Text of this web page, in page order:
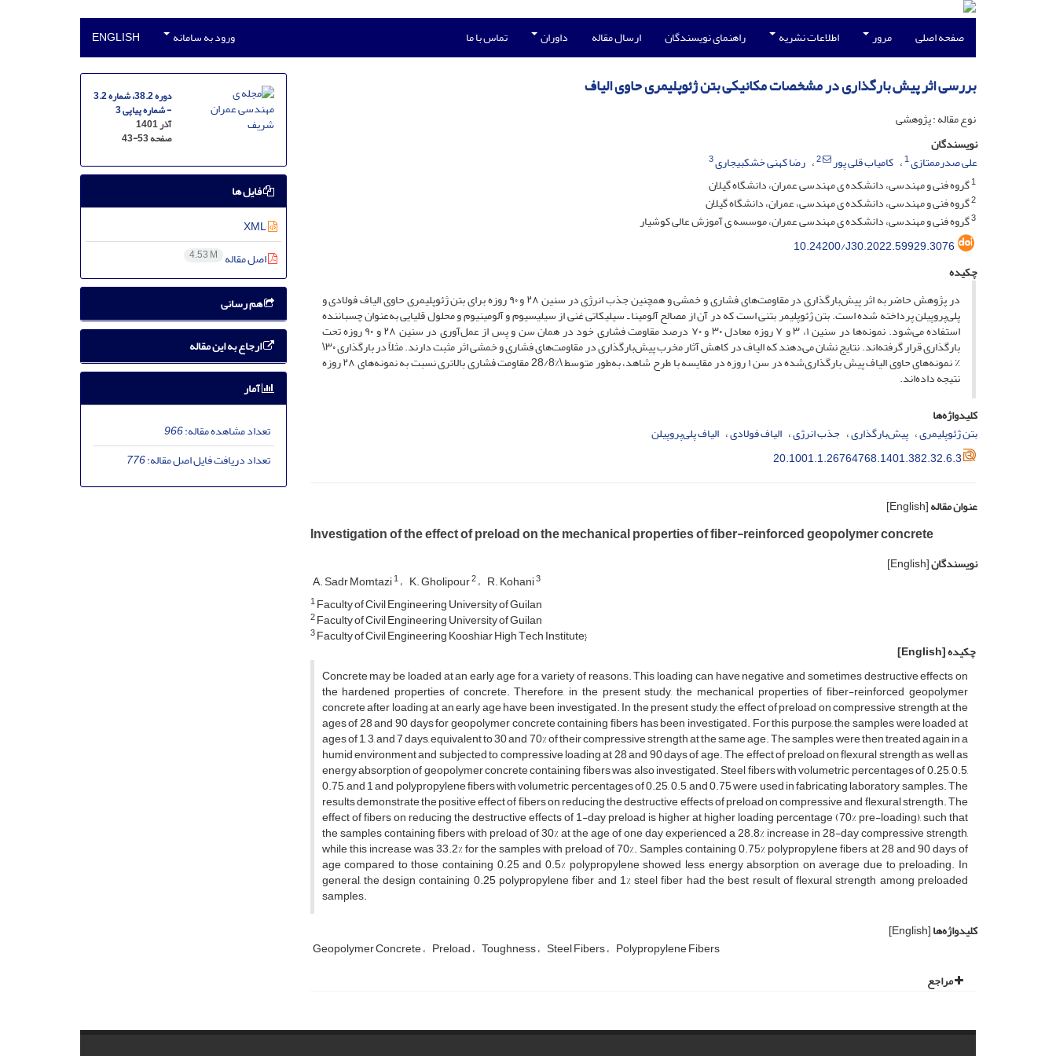
صفحه اصلی مرور اطلاعات نشریه راهنمای نویسندگان ارسال مقاله داوران تماس با ما ورود به سامانه ENGLISH
بررسی اثر پیش بارگذاری در مشخصات مکانیکی بتن ژئوپلیمری حاوی الیاف
نوع مقاله : پژوهشی
نویسندگان
علی صدرممتازی1 کامیاب قلی پور 2 رضا کهنی خشکبیجاری3
1گروه فنی و مهندسی، دانشکده ی مهندسی عمران، دانشگاه گیلان
2گروه فنی و مهندسی، دانشکده ی مهندسی، عمران، دانشگاه گیلان
3گروه فنی و مهندسی، دانشکده ی مهندسی عمران، موسسه ی آموزش عالی کوشیار
10.24200/J30.2022.59929.3076
چکیده
در پژوهش حاضر به اثر پیش‌بارگذاری در مقاومت‌های فشاری و خمشی و همچنین جذب انرژی در سنین ۲۸ و ۹۰ روزه برای بتن ژئوپلیمری حاوی الیاف فولادی و
پلی‌پروپیلن پرداخته شده است. بتن ژئوپلیمر بتنی است که در آن از مصالح آلومینا ـ سیلیکاتی غنی از سیلیسیوم و آلومینیوم و محلول قلیایی به‌عنوان چسباننده
استفاده می‌شود. نمونه‌ها در سنین ۱، ۳ و ۷ روزه معادل ۳۰ و ۷۰ درصد مقاومت فشاری خود در همان سن و پس از عمل‌آوری در سنین ۲۸ و ۹۰ روزه تحت
بارگذاری قرار گرفته‌اند. نتایج نشان می‌دهند که الیاف در کاهش آثار مخرب پیش‌بارگذاری در مقاومت‌های فشاری و خمشی اثر مثبت دارند. مثلاً در بارگذاری ۳۰\
٪ نمونه‌های حاوی الیاف پیش بارگذاری‌شده در سن ۱ روزه در مقایسه با طرح شاهد، به‌طور متوسط \%28/8 مقاومت فشاری بالاتری نسبت به نمونه‌های ۲۸ روزه
نتیجه داده‌اند.
کلیدواژه‌ها
بتن ژئوپلیمری پیش‌بارگذاری جذب انرژی الیاف فولادی الیاف پلی‌پروپیلن
20.1001.1.26764768.1401.382.32.6.3
عنوان مقاله[English]
Investigation of the effect of preload on the mechanical properties of fiber-reinforced geopolymer concrete
نویسندگان[English]
A. Sadr Momtazi1 K. Gholipour2 R. Kohani3
1F‌a‌c‌u‌l‌t‌y o‌f C‌i‌v‌i‌l E‌n‌g‌i‌n‌e‌e‌r‌i‌n‌g U‌n‌i‌v‌e‌r‌s‌i‌t‌y o‌f G‌u‌i‌l‌a‌n
2F‌a‌c‌u‌l‌t‌y o‌f C‌i‌v‌i‌l E‌n‌g‌i‌n‌e‌e‌r‌i‌n‌g U‌n‌i‌v‌e‌r‌s‌i‌t‌y o‌f G‌u‌i‌l‌a‌n
3F‌a‌c‌u‌l‌t‌y o‌f C‌i‌v‌i‌l E‌n‌g‌i‌n‌e‌e‌r‌i‌n‌g K‌o‌o‌s‌h‌i‌a‌r H‌i‌g‌h T‌e‌c‌h I‌n‌s‌t‌i‌t‌u‌t‌e}
چکیده[English]
Concrete may be loaded at an early age for a variety of reasons. This loading can have negative and sometimes destructive effects on
the hardened properties of concrete. Therefore, in the present study, the mechanical properties of fiber-reinforced geopolymer
concrete after loading at an early age have been investigated. In the present study, the effect of preload on compressive strength at the
ages of 28 and 90 days for geopolymer concrete containing fibers has been investigated. For this purpose, the samples were loaded at
ages of 1, 3, and 7 days, equivalent to 30 and 70% of their compressive strength at the same age. The samples were then treated again in a
humid environment and subjected to compressive loading at 28 and 90 days of age. The effect of preload on flexural strength as well as
energy absorption of geopolymer concrete containing fibers was also investigated. Steel fibers with volumetric percentages of 0.25, 0.5,
0.75, and 1 and polypropylene fibers with volumetric percentages of 0.25, 0.5, and 0.75 were used in fabricating laboratory samples. The
results demonstrate the positive effect of fibers on reducing the destructive effects of preload on compressive and flexural strength. The
effect of fibers on reducing the destructive effects of 1-day preload is higher at higher loading percentage (70% pre-loading), such that
the samples containing fibers with preload of 30% at the age of one day experienced a 28.8% increase in 28-day compressive strength,
while this increase was 33.2% for the samples with preload of 70%. Samples containing 0.75% polypropylene fibers at 28 and 90 days of
age compared to those containing 0.25 and 0.5% polypropylene showed less energy absorption on average due to preloading. In
general, the design containing 0.25 polypropylene fiber and 1% steel fiber had the best result of flexural strength among preloaded
samples.
کلیدواژه‌ها[English]
Geopolymer Concrete Preload Toughness Steel Fibers Polypropylene Fibers
مراجع
دوره 38.2، شماره 3.2
- شماره پیاپی 3
آذر 1401
صفحه43-53
فایل ها
XML
اصل مقاله 4.53 M
هم رسانی
ارجاع به این مقاله
آمار
تعداد مشاهده مقاله:966
تعداد دریافت فایل اصل مقاله:776